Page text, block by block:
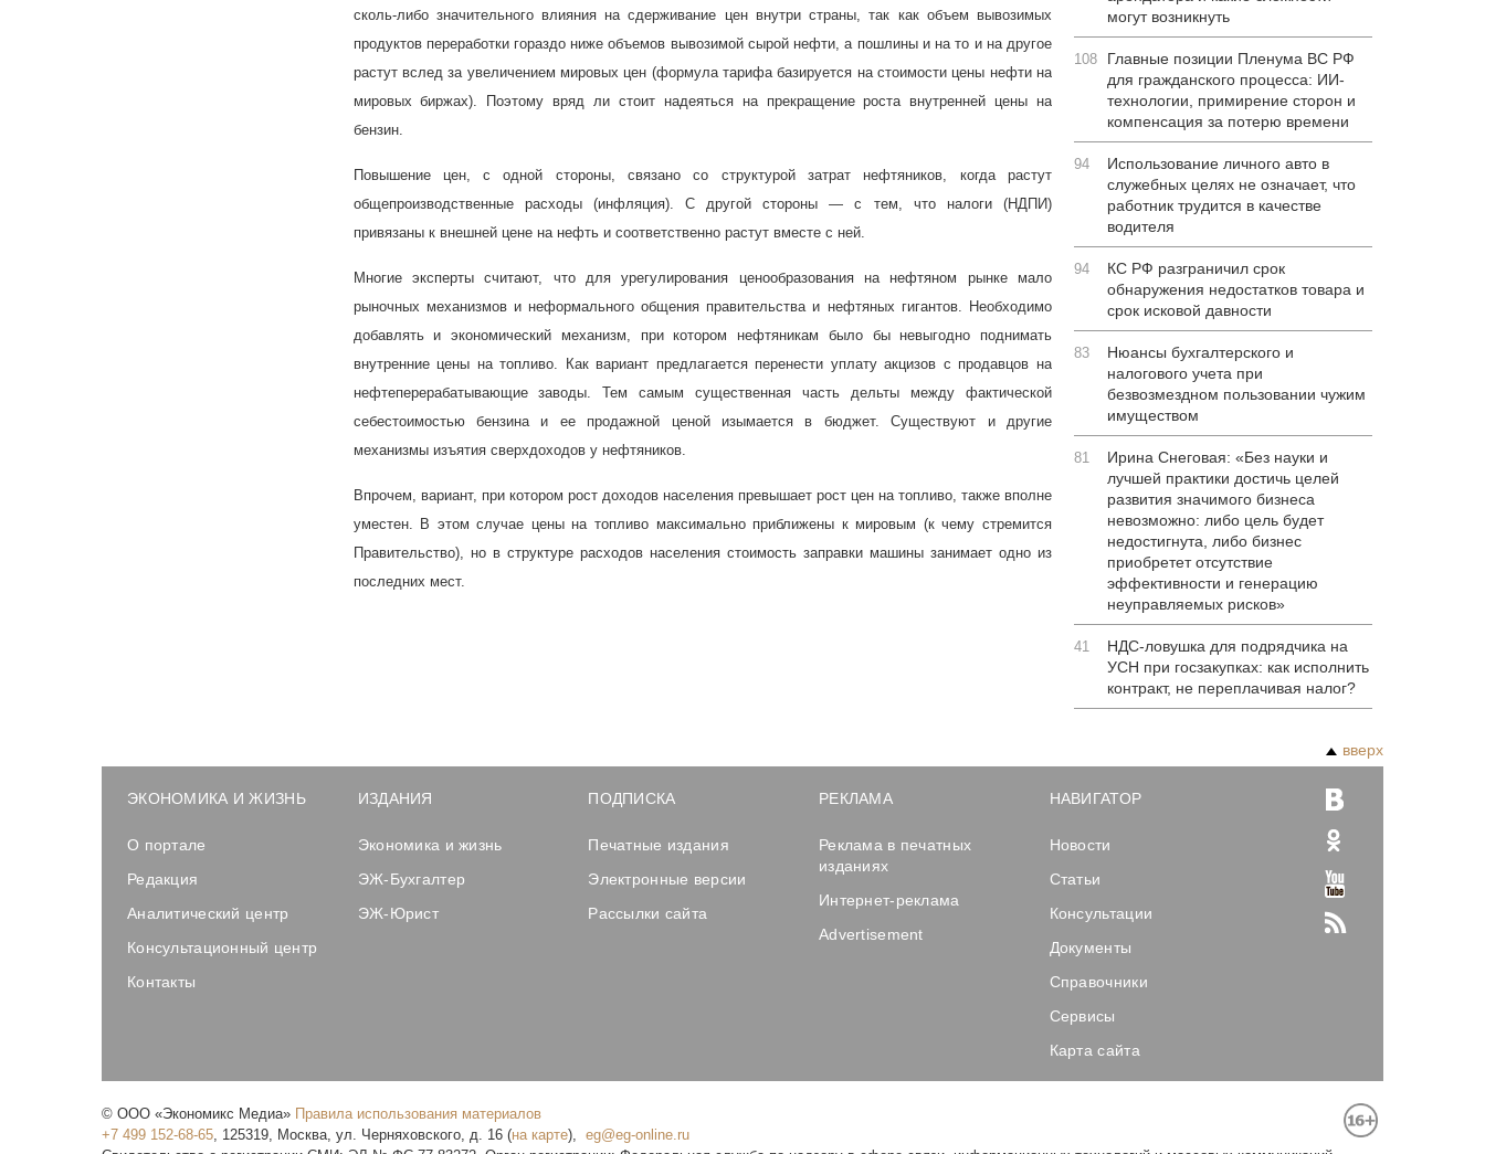
сколь-либо значительного влияния на сдерживание цен внутри страны, так как объем вывозимых
продуктов переработки гораздо ниже объемов вывозимой сырой нефти, а пошлины и на то и на другое
растут вслед за увеличением мировых цен (формула тарифа базируется на стоимости цены нефти на
мировых биржах). Поэтому вряд ли стоит надеяться на прекращение роста внутренней цены на
бензин.
Повышение цен, с одной стороны, связано со структурой затрат нефтяников, когда растут
общепроизводственные расходы (инфляция). С другой стороны — с тем, что налоги (НДПИ)
привязаны к внешней цене на нефть и соответственно растут вместе с ней.
Многие эксперты считают, что для урегулирования ценообразования на нефтяном рынке мало
рыночных механизмов и неформального общения правительства и нефтяных гигантов. Необходимо
добавлять и экономический механизм, при котором нефтяникам было бы невыгодно поднимать
внутренние цены на топливо. Как вариант предлагается перенести уплату акцизов с продавцов на
нефтеперерабатывающие заводы. Тем самым существенная часть дельты между фактической
себестоимостью бензина и ее продажной ценой изымается в бюджет. Существуют и другие
механизмы изъятия сверхдоходов у нефтяников.
Впрочем, вариант, при котором рост доходов населения превышает рост цен на топливо, также вполне
уместен. В этом случае цены на топливо максимально приближены к мировым (к чему стремится
Правительство), но в структуре расходов населения стоимость заправки машины занимает одно из
последних мест.
могут возникнуть
108
Главные позиции Пленума ВС РФ
для гражданского процесса: ИИ-
технологии, примирение сторон и
компенсация за потерю времени
94
Использование личного авто в
служебных целях не означает, что
работник трудится в качестве
водителя
94
КС РФ разграничил срок
обнаружения недостатков товара и
срок исковой давности
83
Нюансы бухгалтерского и
налогового учета при
безвозмездном пользовании чужим
имуществом
81
Ирина Снеговая: «Без науки и
лучшей практики достичь целей
развития значимого бизнеса
невозможно: либо цель будет
недостигнута, либо бизнес
приобретет отсутствие
эффективности и генерацию
неуправляемых рисков»
41
НДС-ловушка для подрядчика на
УСН при госзакупках: как исполнить
контракт, не переплачивая налог?
вверх
ЭКОНОМИКА И ЖИЗНЬ
О портале
Редакция
Аналитический центр
Консультационный центр
Контакты
ИЗДАНИЯ
Экономика и жизнь
ЭЖ-Бухгалтер
ЭЖ-Юрист
ПОДПИСКА
Печатные издания
Электронные версии
Рассылки сайта
РЕКЛАМА
Реклама в печатных
изданиях
Интернет-реклама
Advertisement
НАВИГАТОР
Новости
Статьи
Консультации
Документы
Справочники
Сервисы
Карта сайта
© ООО «Экономикс Медиа» Правила использования материалов
+7 499 152-68-65, 125319, Москва, ул. Черняховского, д. 16 (на карте),